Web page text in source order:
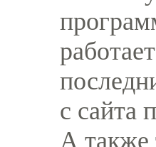
с сайта
А также